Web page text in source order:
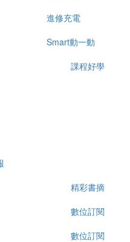
進修充電
Smart動一動
課程好學
精彩書摘
數位訂閱
數位訂閱